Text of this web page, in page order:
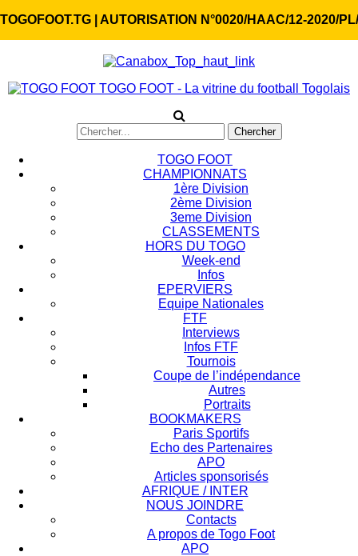
TOGOFOOT.TG | AUTORISATION N°0020/HAAC/12-2020/
TOGO FOOT - La vitrine du football Togolais
TOGO FOOT
CHAMPIONNATS
1ère Division
2ème Division
3eme Division
CLASSEMENTS
HORS DU TOGO
Week-end
Infos
EPERVIERS
Equipe Nationales
FTF
Interviews
Infos FTF
Tournois
Coupe de l’indépendance
Autres
Portraits
BOOKMAKERS
Paris Sportifs
Echo des Partenaires
APO
Articles sponsorisés
AFRIQUE / INTER
NOUS JOINDRE
Contacts
A propos de Togo Foot
APO